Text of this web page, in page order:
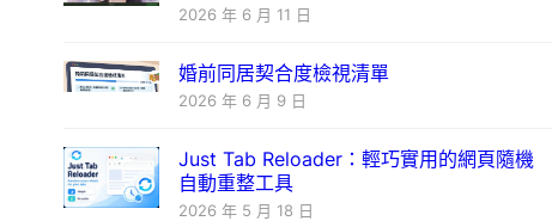
2026 年 6 月 11 日
婚前同居契合度檢視清單
2026 年 6 月 9 日
Just Tab Reloader：輕巧實用的網頁隨機
自動重整工具
2026 年 5 月 18 日